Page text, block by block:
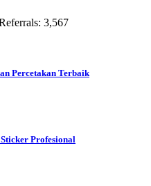
3,567
Percetakan Terbaik
Profesional